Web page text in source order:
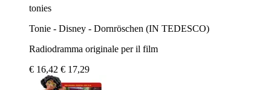
tonies
Tonie - Disney - Dornröschen (IN TEDESCO)
Radiodramma originale per il film
€ 16,42 € 17,29